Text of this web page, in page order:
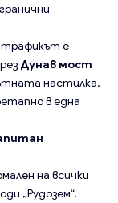
трафикът е
Дунав мост
настилка.
в една
на всички
„Рудозем“,